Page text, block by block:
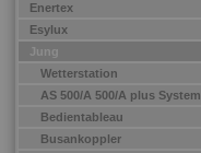
Enertex
Esylux
Jung
Wetterstation
AS 500/A 500/A plus System
Bedientableau
Busankoppler